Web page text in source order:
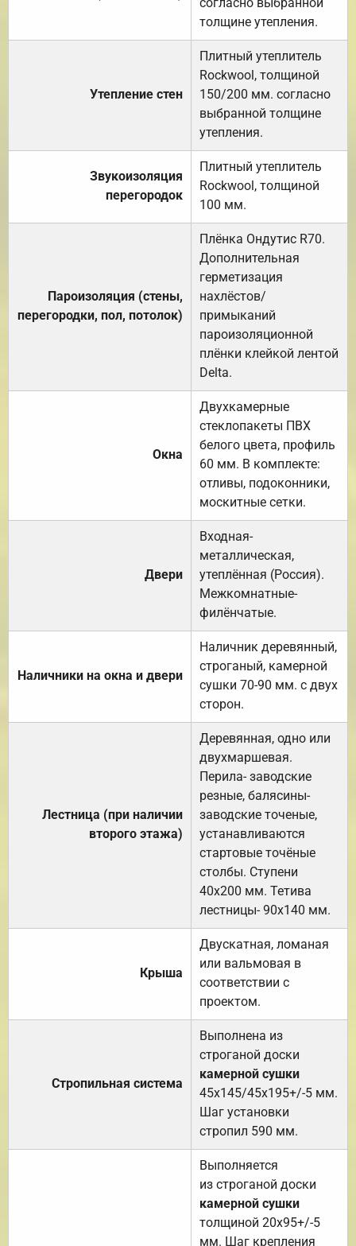
толщине утепления.
Утепление стен
Плитный утеплитель
Rockwool, толщиной
150/200 мм. согласно
выбранной толщине
утепления.
Звукоизоляция
перегородок
Плитный утеплитель
Rockwool, толщиной
100 мм.
Пароизоляция (стены,
перегородки, пол, потолок)
Плёнка Ондутис R70.
Дополнительная
герметизация
нахлёстов/
примыканий
пароизоляционной
плёнки клейкой лентой
Delta.
Окна
Двухкамерные
стеклопакеты ПВХ
белого цвета, профиль
60 мм. В комплекте:
отливы, подоконники,
москитные сетки.
Двери
Входная-
металлическая,
утеплённая (Россия).
Межкомнатные-
филёнчатые.
Наличники на окна и двери
Наличник деревянный,
строганый, камерной
сушки 70-90 мм. с двух
сторон.
Лестница (при наличии
второго этажа)
Деревянная, одно или
двухмаршевая.
Перила- заводские
резные, балясины-
заводские точеные,
устанавливаются
стартовые точёные
столбы. Ступени
40х200 мм. Тетива
лестницы- 90х140 мм.
Крыша
Двускатная, ломаная
или вальмовая в
соответствии с
проектом.
Стропильная система
Выполнена из
строганой доски
камерной сушки
45х145/45х195+/-5 мм.
Шаг установки
стропил 590 мм.
Выполняется
из строганой доски
камерной сушки
толщиной 20х95+/-5
мм. Шаг крепления